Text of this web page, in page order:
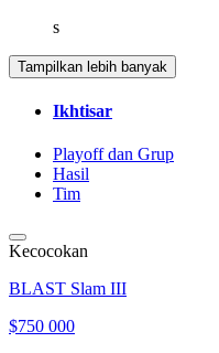
s
Tampilkan lebih banyak
Ikhtisar
Playoff dan Grup
Hasil
Tim
Kecocokan
BLAST Slam III
$750 000